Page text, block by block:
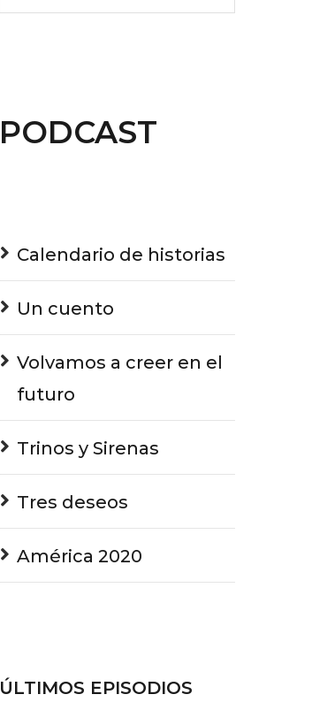
volume.
PODCAST
Calendario de historias
Un cuento
Volvamos a creer en el
futuro
Trinos y Sirenas
Tres deseos
América 2020
ÚLTIMOS EPISODIOS